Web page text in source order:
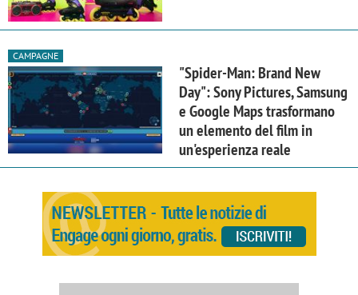
CAMPAGNE
"Spider-Man: Brand New
Day": Sony Pictures, Samsung
e Google Maps trasformano
un elemento del film in
un'esperienza reale